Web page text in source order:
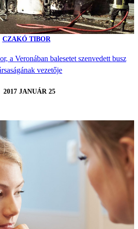
CZAKÓ TIBOR
a Veronában balesetet szenvedett busz
vezetője
2017 JANUÁR 25